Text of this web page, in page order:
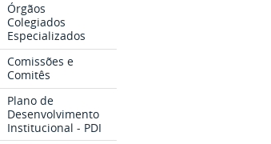
Órgãos
Colegiados
Especializados
Comissões e
Comitês
Plano de
Desenvolvimento
Institucional - PDI